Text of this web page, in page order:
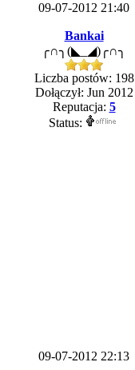
09-07-2012 21:40
Bankai
╭∩╮(◣_◢)╭∩╮
Liczba postów: 198
Dołączył: Jun 2012
Reputacja: 5
Status:
09-07-2012 22:13